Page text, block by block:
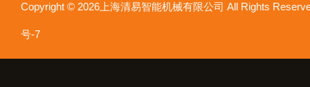
Copyright © 2026上海清易智能机械有限公司 All Rights
号-7